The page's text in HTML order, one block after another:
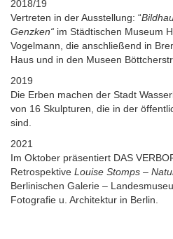
2018/19
Vertreten in der Ausstellung: “
Genzken“ im Städtischen Museum
Vogelmann, die anschließend in
Haus und in den Museen
2019
Die Erben machen der Stadt
von 16 Skulpturen, die in der
sind.
2021
Im Oktober präsentiert DAS
Retrospektive Louise Stomps –
Berlinischen Galerie –
Fotografie u. Architektur in Berlin.